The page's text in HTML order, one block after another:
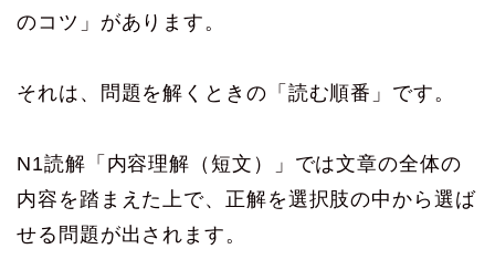
のコツ」があります。
それは、問題を解くときの「読む順番」です。
N1読解「内容理解（短文）」では文章の全体の
内容を踏まえた上で、正解を選択肢の中から選ば
せる問題が出されます。